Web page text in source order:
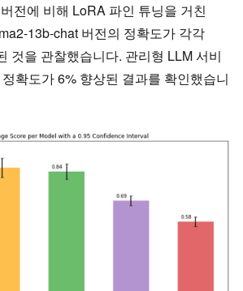
전에 비해 LoRA 파인 튜닝을 거친
13b-chat 버전의 정확도가 각각
것을 관찰했습니다. 관리형 LLM 서비
확도가 6% 향상된 결과를 확인했습니